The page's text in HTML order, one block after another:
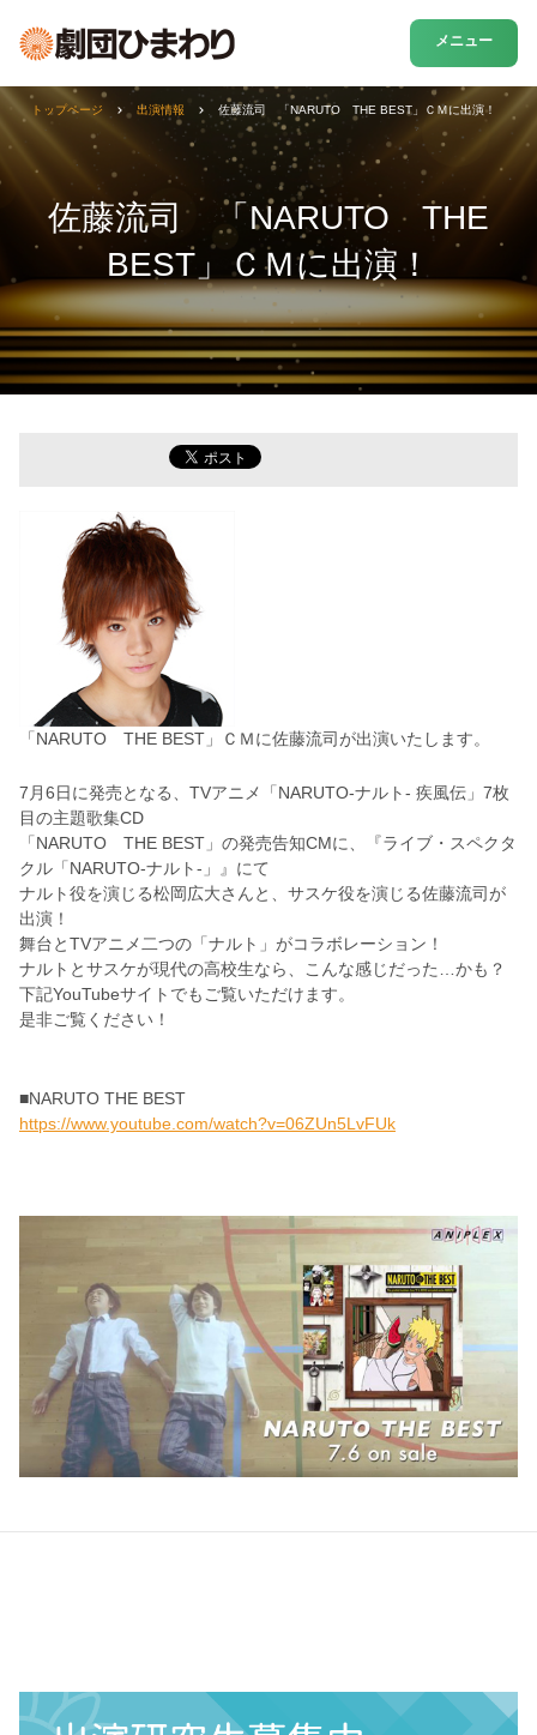
メニュー
佐藤流司 「NARUTO THE
BEST」ＣＭに出演！
トップページ 出演情報 佐藤流司 「NARUTO THE BEST」ＣＭに出演！
「NARUTO THE BEST」ＣＭに佐藤流司が出演いたします。
7月6日に発売となる、TVアニメ「NARUTO-ナルト- 疾風伝」7枚
目の主題歌集CD
「NARUTO THE BEST」の発売告知CMに、『ライブ・スペクタ
クル「NARUTO-ナルト-」』にて
ナルト役を演じる松岡広大さんと、サスケ役を演じる佐藤流司が
出演！
舞台とTVアニメ二つの「ナルト」がコラボレーション！
ナルトとサスケが現代の高校生なら、こんな感じだった…かも？
下記YouTubeサイトでもご覧いただけます。
是非ご覧ください！
■NARUTO THE BEST
https://www.youtube.com/watch?v=06ZUn5LvFUk